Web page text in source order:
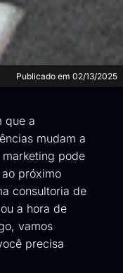
Publicado em 02/13/2025
que a
mudam a
pode
próximo
consultoria de
a hora de
vamos
precisa